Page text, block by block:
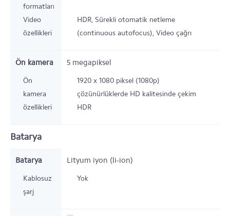
formatları
Video
özellikleri
HDR, Sürekli otomatik netleme
(continuous autofocus), Video çağrı
Ön kamera 5 megapiksel
Ön
kamera
özellikleri
1920 x 1080 piksel (1080p)
çözünürlüklerde HD kalitesinde çekim
HDR
Batarya
Batarya Lityum iyon (li-ion)
Kablosuz
şarj
Yok